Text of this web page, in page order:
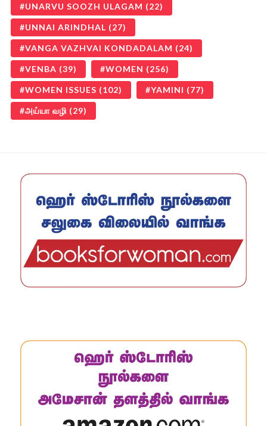
UNARVU SOOZH ULAGAM (22)
UNNAI ARINDHAL (27)
VANGA VAZHVAI KONDADALAM (24)
VENBA (39) WOMEN (256)
WOMEN ISSUES (102) YAMINI (77)
அய்யா வழி (29)